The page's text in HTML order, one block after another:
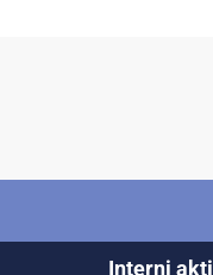
Interni akti